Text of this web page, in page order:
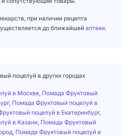
при наличии рецепта
до ближайшей аптеки.
поцелуй в других городах
в Москве Помада Фруктовый
, Помада Фруктовый поцелуй в
поцелуй в Екатеринбург,
в Казани Помада Фруктовый
Помада Фруктовый поцелуй в